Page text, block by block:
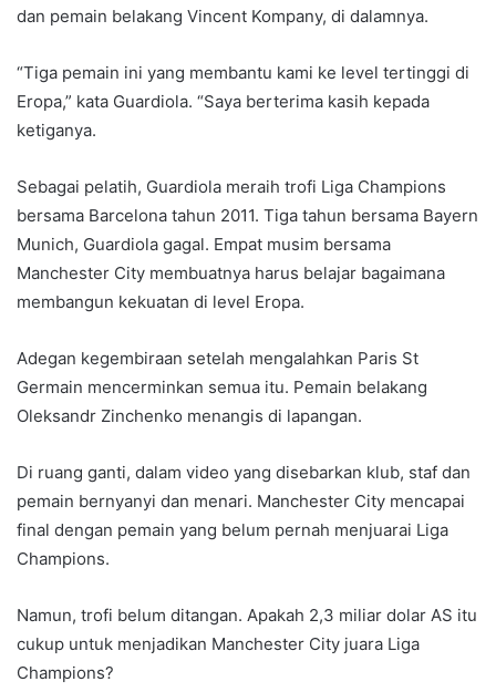
dan pemain belakang Vincent Kompany, di dalamnya.
“Tiga pemain ini yang membantu kami ke level tertinggi di
Eropa,” kata Guardiola. “Saya berterima kasih kepada
ketiganya.
Sebagai pelatih, Guardiola meraih trofi Liga Champions
bersama Barcelona tahun 2011. Tiga tahun bersama Bayern
Munich, Guardiola gagal. Empat musim bersama
Manchester City membuatnya harus belajar bagaimana
membangun kekuatan di level Eropa.
Adegan kegembiraan setelah mengalahkan Paris St
Germain mencerminkan semua itu. Pemain belakang
Oleksandr Zinchenko menangis di lapangan.
Di ruang ganti, dalam video yang disebarkan klub, staf dan
pemain bernyanyi dan menari. Manchester City mencapai
final dengan pemain yang belum pernah menjuarai Liga
Champions.
Namun, trofi belum ditangan. Apakah 2,3 miliar dolar AS itu
cukup untuk menjadikan Manchester City juara Liga
Champions?